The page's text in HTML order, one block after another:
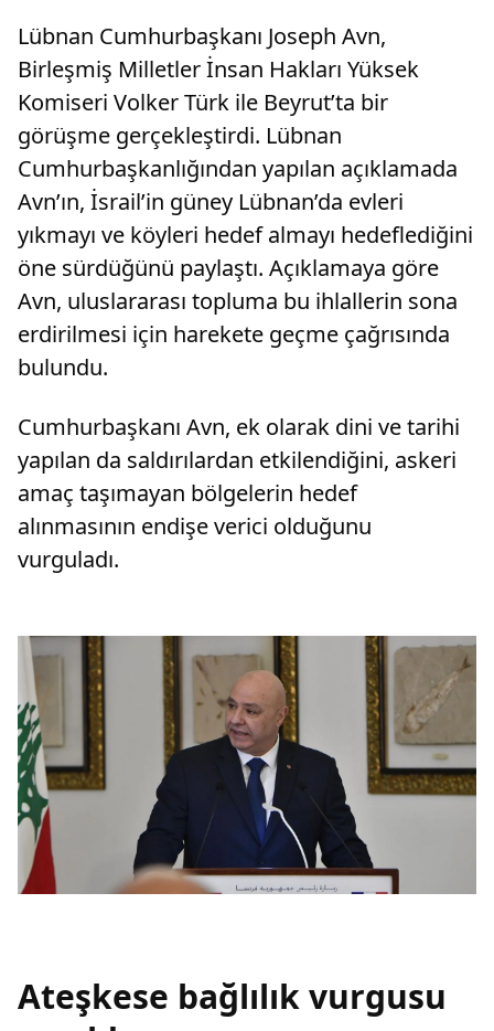
Lübnan Cumhurbaşkanı Joseph Avn,
Birleşmiş Milletler İnsan Hakları Yüksek
Komiseri Volker Türk ile Beyrut’ta bir
görüşme gerçekleştirdi. Lübnan
Cumhurbaşkanlığından yapılan açıklamada
Avn’ın, İsrail’in güney Lübnan’da evleri
yıkmayı ve köyleri hedef almayı hedeflediğini
öne sürdüğünü paylaştı. Açıklamaya göre
Avn, uluslararası topluma bu ihlallerin sona
erdirilmesi için harekete geçme çağrısında
bulundu.
Cumhurbaşkanı Avn, ek olarak dini ve tarihi
yapılan da saldırılardan etkilendiğini, askeri
amaç taşımayan bölgelerin hedef
alınmasının endişe verici olduğunu
vurguladı.
Ateşkese bağlılık vurgusu